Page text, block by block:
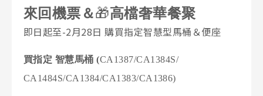
來回機票＆🎁高檔奢華餐聚
即日起至-2月28日 購買指定智慧型馬桶＆便座
買指定 智慧馬桶 (CA1387/CA1384S/
CA1484S/CA1384/CA1383/CA1386)